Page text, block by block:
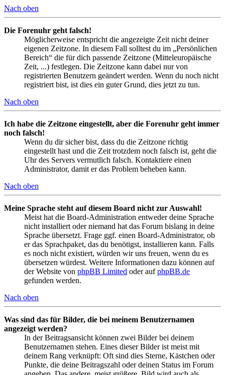
Nach oben
Die Forenuhr geht falsch!
Möglicherweise entspricht die angezeigte Zeit nicht deiner
eigenen Zeitzone. In diesem Fall solltest du im „Persönlichen
Bereich“ die für dich passende Zeitzone (Mitteleuropäische
Zeit, ...) festlegen. Die Zeitzone kann dabei nur von
registrierten Benutzern geändert werden. Wenn du noch nicht
registriert bist, ist dies ein guter Grund, dies jetzt zu tun.
Nach oben
Ich habe die Zeitzone eingestellt, aber die Forenuhr geht immer
noch falsch!
Wenn du dir sicher bist, dass du die Zeitzone richtig
eingestellt hast und die Zeit trotzdem noch falsch ist, geht die
Uhr des Servers vermutlich falsch. Kontaktiere einen
Administrator, damit er das Problem beheben kann.
Nach oben
Meine Sprache steht auf diesem Board nicht zur Auswahl!
Meist hat die Board-Administration entweder deine Sprache
nicht installiert oder niemand hat das Forum bislang in deine
Sprache übersetzt. Frage ggf. einen Board-Administrator, ob
er das Sprachpaket, das du benötigst, installieren kann. Falls
es noch nicht existiert, würden wir uns freuen, wenn du es
übersetzen würdest. Weitere Informationen dazu können auf
der Website von phpBB Limited oder aufphpBB.de
gefunden werden.
Nach oben
Was sind das für Bilder, die bei meinem Benutzernamen
angezeigt werden?
In der Beitragsansicht können zwei Bilder bei deinem
Benutzernamen stehen. Eines dieser Bilder ist meist mit
deinem Rang verknüpft: Oft sind dies Sterne, Kästchen oder
Punkte, die deine Beitragszahl oder deinen Status im Forum